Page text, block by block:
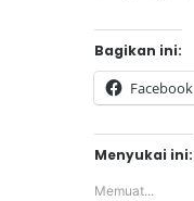
Bagikan ini:
Facebook
Menyukai ini:
Memuat...